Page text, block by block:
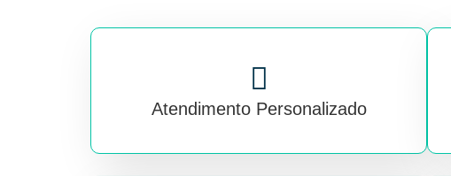
Atendimento Personalizado